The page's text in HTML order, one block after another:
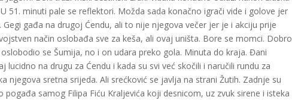
51. minuti pale se reflektori. Možda sada konačno igrači vide i golove jer
gađa na drugoj Ćendu, ali to nije njegova večer jer je i akciju prije
način oslobađa sve za keša, ali ovaj uništa. Bore se momci. Dobro
se Šumija, no i on udara preko gola. Minuta do kraja. Đani
lucidno na drugu za Ćendu i kada su svi već skočili i naručili rundu za
njegova sretna srijeda. Ali srećković se javlja na strani Žutih. Zadnje su
samog Filipa Fiću Kraljevića koji desnicom, uz zvuk sirene i isteka